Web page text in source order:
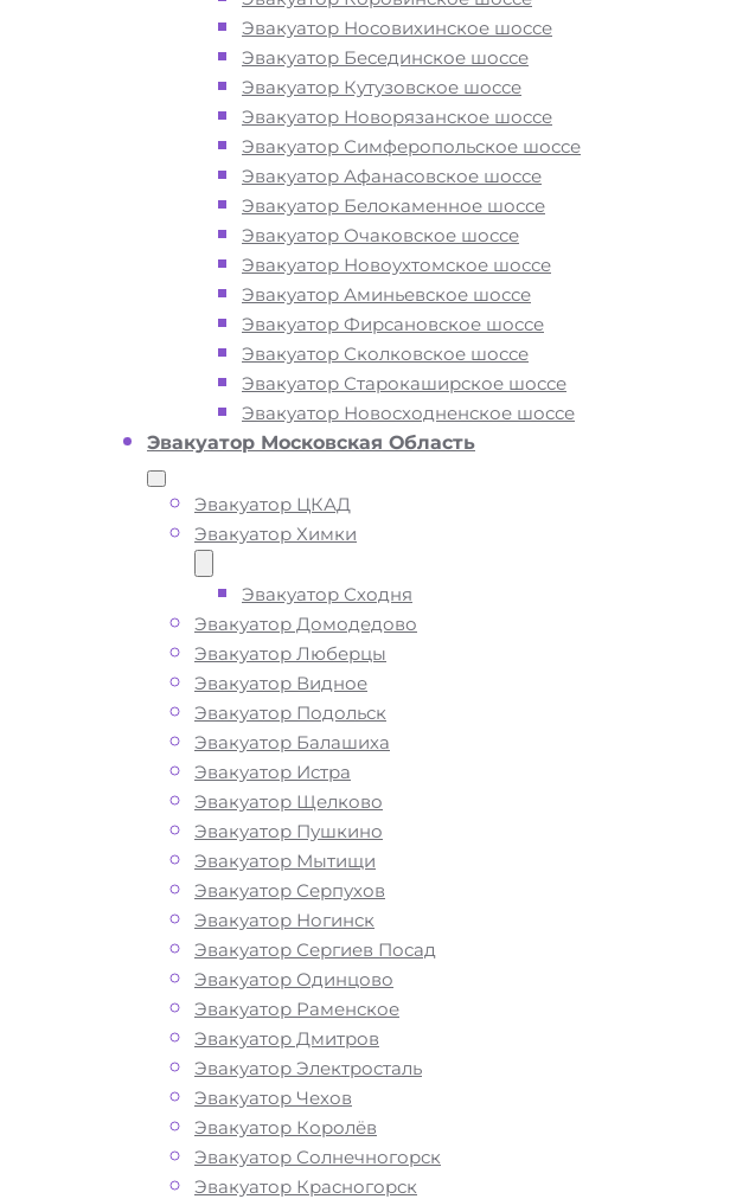
Эвакуатор Носовихинское шоссе
Эвакуатор Бесединское шоссе
Эвакуатор Кутузовское шоссе
Эвакуатор Новорязанское шоссе
Эвакуатор Симферопольское шоссе
Эвакуатор Афанасовское шоссе
Эвакуатор Белокаменное шоссе
Эвакуатор Очаковское шоссе
Эвакуатор Новоухтомское шоссе
Эвакуатор Аминьевское шоссе
Эвакуатор Фирсановское шоссе
Эвакуатор Сколковское шоссе
Эвакуатор Старокаширское шоссе
Эвакуатор Новосходненское шоссе
Эвакуатор Московская Область
Эвакуатор ЦКАД
Эвакуатор Химки
Эвакуатор Сходня
Эвакуатор Домодедово
Эвакуатор Люберцы
Эвакуатор Видное
Эвакуатор Подольск
Эвакуатор Балашиха
Эвакуатор Истра
Эвакуатор Щелково
Эвакуатор Пушкино
Эвакуатор Мытищи
Эвакуатор Серпухов
Эвакуатор Ногинск
Эвакуатор Сергиев Посад
Эвакуатор Одинцово
Эвакуатор Раменское
Эвакуатор Дмитров
Эвакуатор Электросталь
Эвакуатор Чехов
Эвакуатор Королёв
Эвакуатор Солнечногорск
Эвакуатор Красногорск
Закажите услугу "эвакуатор
Некрасовка Москва"по номеру
телефона или "онлайн" на сайте
компании «МОБИ»
Вам необходимы услуги ближайшего
эвакуатора по району Некрасовка в
ЮВАО? Рядом и недорого? Эвакуаторы
«МОБИ» Москва находятся на автодорогах,
улицах и площадях района Некрасовки 24
часа в сутки. Обращайтесь к нам
круглосуточно, мы готовы оказать помощь
на дороге в любой ситуации и
гарантируем низкие цены и высокое
качество наших услуг.
ТЕЛЕФОН